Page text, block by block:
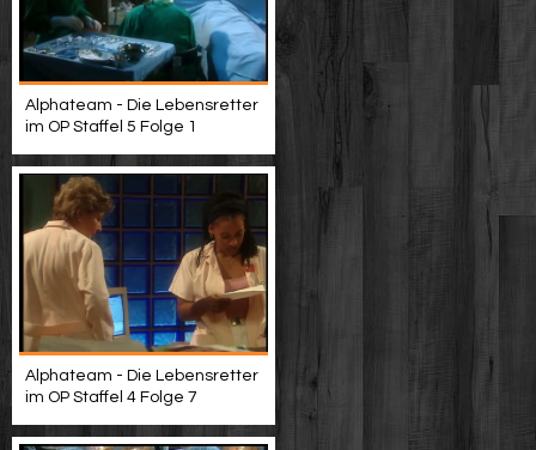
Alphateam - Die Lebensretter
im OP Staffel 5 Folge 1
Alphateam - Die Lebensretter
im OP Staffel 4 Folge 7